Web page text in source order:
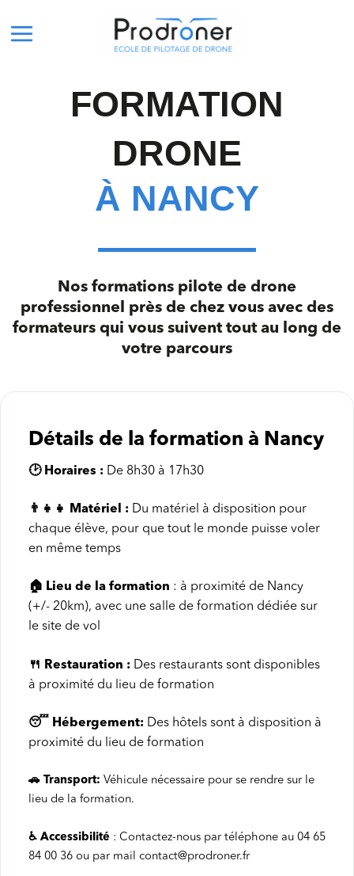
au
Menu
FORMATION
DRONE
À NANCY
Nos formations pilote de drone
professionnel près de chez vous avec des
formateurs qui vous suivent tout au long de
votre parcours
Détails de la formation à Nancy
🕑 Horaires : De 8h30 à 17h30
👨‍👧‍👧 Matériel : Du matériel à disposition pour
chaque élève, pour que tout le monde puisse voler
en même temps
🏠 Lieu de la formation : à proximité de Nancy
(+/- 20km), avec une salle de formation dédiée sur
le site de vol
🍴 Restauration : Des restaurants sont disponibles
à proximité du lieu de formation
😴 Hébergement: Des hôtels sont à disposition à
proximité du lieu de formation
🚗 Transport: Véhicule nécessaire pour se rendre sur le
lieu de la formation.
♿ Accessibilité : Contactez-nous par téléphone au 04 65
84 00 36 ou par mail contact@prodroner.fr